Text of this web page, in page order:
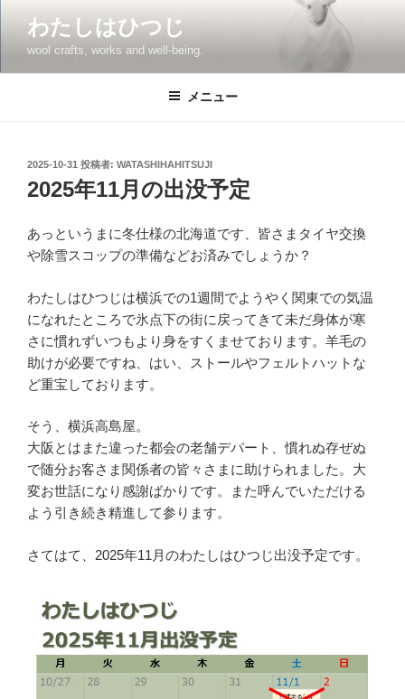
ン
わたしはひつじ
wool crafts, works and well-being.
メニュー
投
稿
日:
2025-10-31 投稿者: WATASHIHAHITSUJI
2025年11月の出没予定
あっというまに冬仕様の北海道です、皆さまタイヤ交換
や除雪スコップの準備などお済みでしょうか？
わたしはひつじは横浜での1週間でようやく関東での気温
になれたところで氷点下の街に戻ってきて未だ身体が寒
さに慣れずいつもより身をすくませております。羊毛の
助けが必要ですね、はい、ストールやフェルトハットな
ど重宝しております。
そう、横浜高島屋。
大阪とはまた違った都会の老舗デパート、慣れぬ存ぜぬ
で随分お客さま関係者の皆々さまに助けられました。大
変お世話になり感謝ばかりです。また呼んでいただける
よう引き続き精進して参ります。
さてはて、2025年11月のわたしはひつじ出没予定です。